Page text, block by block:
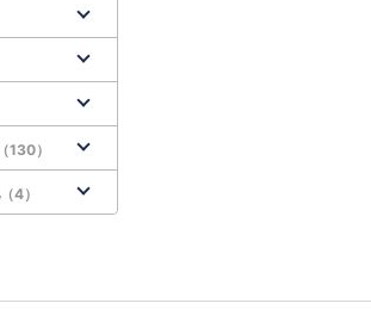
（130）
（4）